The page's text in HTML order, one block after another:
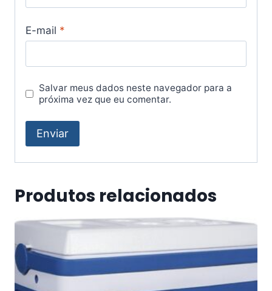
E-mail *
Salvar meus dados neste navegador para a
próxima vez que eu comentar.
Produtos relacionados